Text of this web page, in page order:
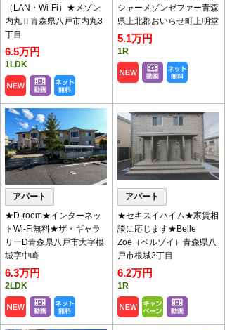
◇2月、3月定休日のお知らせ◇
3月は休まず営業いたします。
内見のご予約やお問い合わせはお気軽にご連絡くださ
※土日は混み合いますので ご来店・内見予約
お願いいたします。
※午前中の内見予約は前日17時30分（土日は17時）ま
で要受付
八代産業チャンネル
画公開中！
チャンネル登録お願いします！
入居中の注意事項の動画はこちらです。
賃貸物件＆入居者募集中！
おかげさまで現在賃貸物件が不足しておりま
す。
アパート・マンション・一戸建等をお持ちのオ
（LAN・Wi-Fi）★メゾン
内丸Ⅱ青森県八戸市内丸3
丁目
6.5万円
1LDK
シャーメゾンゼファー青森
県上北郡おいらせ町上明堂
5.1万円
1R
アパート
★D-room★インターネッ
トWi-Fi無料★ザ・ギャラ
リーD青森県八戸市大字根
城字中崎
6.3万円
2LDK
アパート
★セキスイハイム★家賃相
談に応じます★Belle
Zoe（ベルゾイ）青森県八
戸市根城2丁目
6.2万円
1R